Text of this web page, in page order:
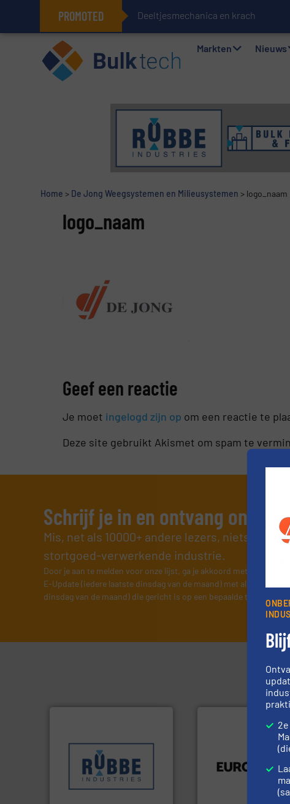
PROMOTED Deeltjesmechanica en
Geïntegreerde doserings- en
Markten Nieuws
Home > De Jong Weegsystemen en Milieusystemen > logo_naam
logo_naam
Geef een reactie
Je moet ingelogd zijn op om een reactie te
Deze site gebruikt Akismet om spam te
Schrijf je in en ontvang ons
Mis, net als 10000+ andere lezers, niets meer
stortgoed-verwerkende industrie.
Door je aan te melden voor onze lijst, ga je akkoord met onze
E-Update (iedere laatste dinsdag van de maand) met algemene
dinsdag van de maand) die gericht is op een bepaalde technologie.
gespecialiseerd in weeg-,
verpakking- en
transportprocessen die
klanten in verschillende
sectoren hebben geholpen.
Euro Manchetten &
Compensatoren is al
dan dertig jaar actief
gebied van flexibele
Meer